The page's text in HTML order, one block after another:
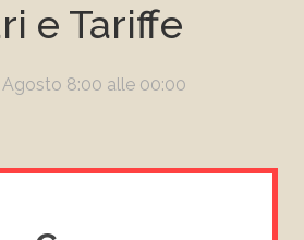
e Tariffe
8:00 alle 00:00